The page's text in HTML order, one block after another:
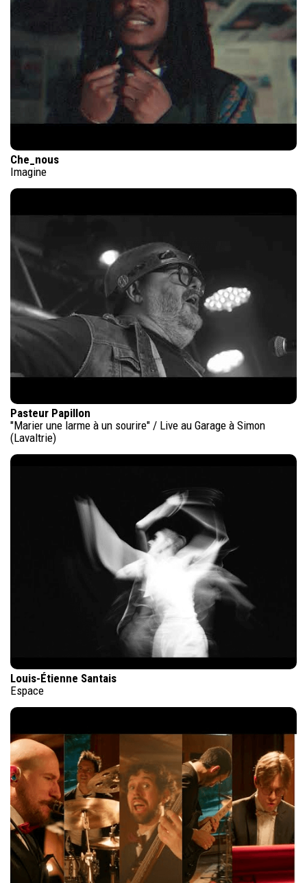
Che_nous
Imagine
Pasteur Papillon
"Marier une larme à un sourire" / Live au Garage à Simon
(Lavaltrie)
Louis-Étienne Santais
Espace